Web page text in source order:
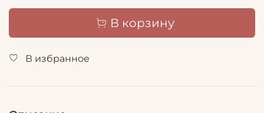
В корзину
В избранное